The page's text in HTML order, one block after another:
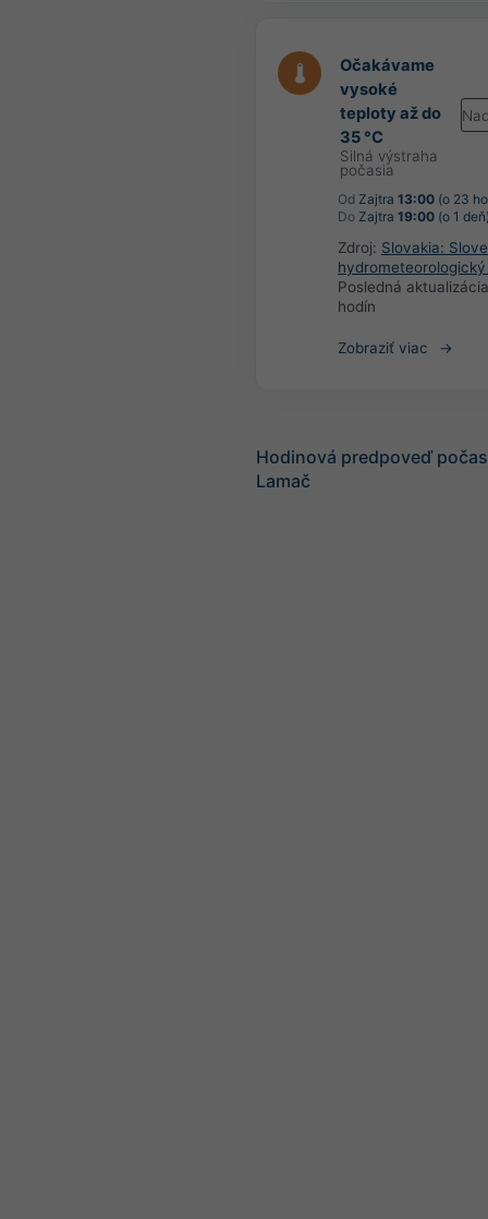
Očakávame
vysoké
teploty až do
35 °C
Silná výstraha
počasia
Od Zajtra 13:00 (o 23
Do Zajtra 19:00 (o 1
Zdroj: Slovakia:
Posledná
hodín
Zobraziť viac
Hodinová predpoveď
Lamač